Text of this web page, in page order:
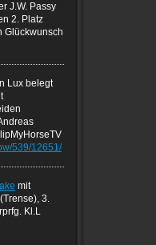
J.W. Passy
2. Platz
Glückwunsch
Lux belegt
539/12651/
mit
3.
Kl.L